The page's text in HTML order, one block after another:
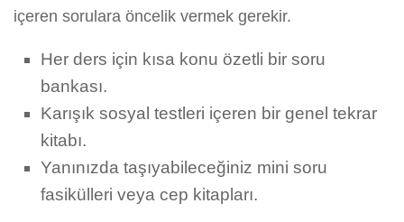
içeren sorulara öncelik vermek gerekir.
Her ders için kısa konu özetli bir soru
bankası.
Karışık sosyal testleri içeren bir genel tekrar
kitabı.
Yanınızda taşıyabileceğiniz mini soru
fasikülleri veya cep kitapları.